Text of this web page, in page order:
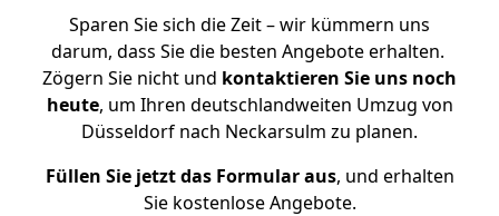
Sparen Sie sich die Zeit – wir kümmern uns
darum, dass Sie die besten Angebote erhalten.
Zögern Sie nicht und kontaktieren Sie uns noch
heute, um Ihren deutschlandweiten Umzug von
Düsseldorf nach Neckarsulm zu planen.
Füllen Sie jetzt das Formular aus, und erhalten
Sie kostenlose Angebote.